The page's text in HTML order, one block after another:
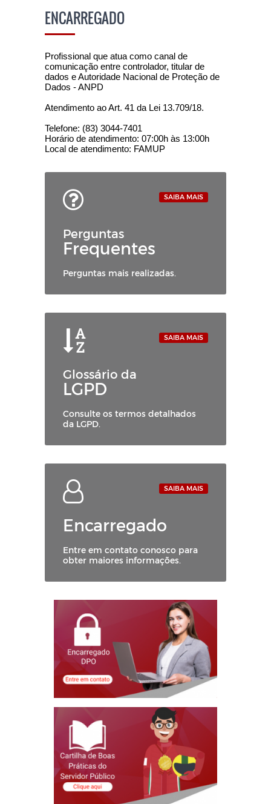
ENCARREGADO
Profissional que atua como canal de
comunicação entre controlador, titular de
dados e Autoridade Nacional de Proteção de
Dados - ANPD
Atendimento ao Art. 41 da Lei 13.709/18.
Telefone: (83) 3044-7401
Horário de atendimento: 07:00h às 13:00h
Local de atendimento: FAMUP
Perguntas
Frequentes
Perguntas mais realizadas.
SAIBA MAIS
Glossário da
LGPD
Consulte os termos detalhados
da LGPD.
SAIBA MAIS
Encarregado
Entre em contato conosco para
obter maiores informações.
SAIBA MAIS